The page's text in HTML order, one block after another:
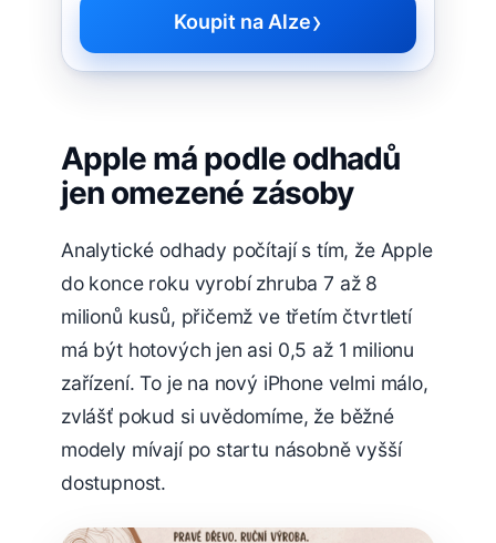
Koupit na Alze›
Apple má podle odhadů
jen omezené zásoby
Analytické odhady počítají s tím, že Apple
do konce roku vyrobí zhruba 7 až 8
milionů kusů, přičemž ve třetím čtvrtletí
má být hotových jen asi 0,5 až 1 milionu
zařízení. To je na nový iPhone velmi málo,
zvlášť pokud si uvědomíme, že běžné
modely mívají po startu násobně vyšší
dostupnost.